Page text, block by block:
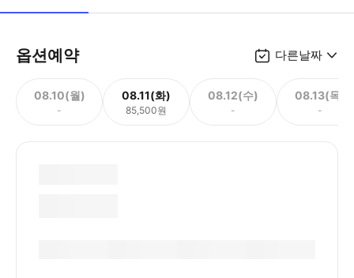
옵션예약 다른날짜
08.10(월)
-
08.11(화)
85,500원
08.12(수)
-
08.13(목)
-